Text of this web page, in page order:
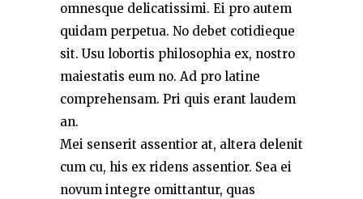
omnesque delicatissimi. Ei pro autem
quidam perpetua. No debet cotidieque
sit. Usu lobortis philosophia ex, nostro
maiestatis eum no. Ad pro latine
comprehensam. Pri quis erant laudem
an.
Mei senserit assentior at, altera delenit
cum cu, his ex ridens assentior. Sea ei
novum integre omittantur, quas